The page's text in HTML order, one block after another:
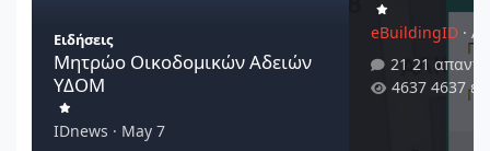
Ειδήσεις
Μητρώο Οικοδομικών Αδειών
ΥΔΟΜ
IDnews · May 7
eBuildingID·
21
4637